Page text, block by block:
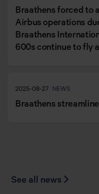
Braathens forced to
Airbus operations
Braathens
600s continue to fly
2025-08-27 NEWS
Braathens
See all news